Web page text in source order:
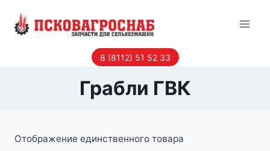
8 (8112) 51 52 33
Грабли ГВК
Отображение единственного товара